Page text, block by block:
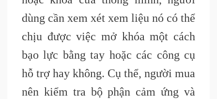
dùng cần xem xét xem liệu nó có thể
chịu được việc mở khóa một cách
bạo lực bằng tay hoặc các công cụ
hỗ trợ hay không. Cụ thể, người mua
nên kiểm tra bộ phận cảm ứng và